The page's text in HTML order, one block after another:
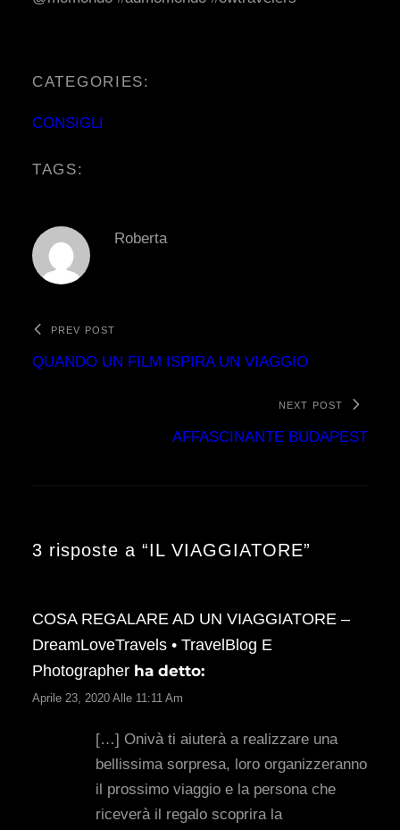
CATEGORIES:
CONSIGLI
TAGS:
Roberta
PREV POST
QUANDO UN FILM ISPIRA UN VIAGGIO
NEXT POST
AFFASCINANTE BUDAPEST
3 risposte a “IL VIAGGIATORE”
COSA REGALARE AD UN VIAGGIATORE –
DreamLoveTravels • TravelBlog E
Photographer ha detto:
Aprile 23, 2020 Alle 11:11 Am
[…] Onivà ti aiuterà a realizzare una
bellissima sorpresa, loro organizzeranno
il prossimo viaggio e la persona che
riceverà il regalo scoprira la